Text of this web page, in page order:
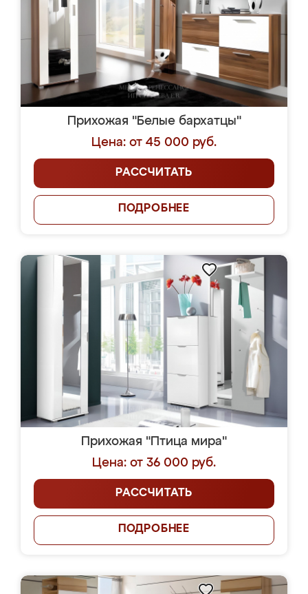
Прихожая "Белые бархатцы"
Цена: от 45 000 руб.
РАССЧИТАТЬ
ПОДРОБНЕЕ
Прихожая "Птица мира"
Цена: от 36 000 руб.
РАССЧИТАТЬ
ПОДРОБНЕЕ